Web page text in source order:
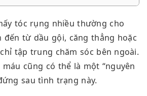
tóc rụng nhiều thường cho
đến từ dầu gội, căng thẳng hoặc
tập trung chăm sóc bên ngoài.
cũng có thể là một “nguyên
sau tình trạng này.